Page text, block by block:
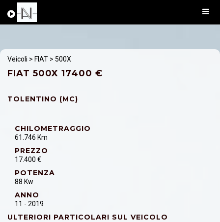
Veicoli > FIAT > 500X
FIAT 500X 17400 €
TOLENTINO (MC)
CHILOMETRAGGIO
61.746 Km
PREZZO
17.400 €
POTENZA
88 Kw
ANNO
11 - 2019
ULTERIORI PARTICOLARI SUL VEICOLO